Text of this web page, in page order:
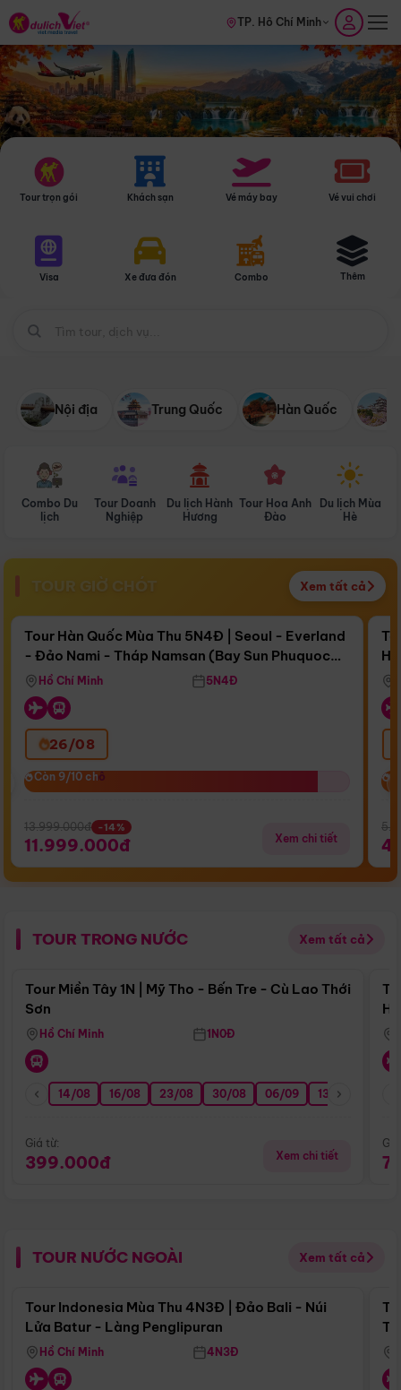
TP. Hồ Chí Minh
Tour trọn gói Khách sạn Vé máy bay Vé vui chơi
Visa Xe đưa đón Combo Thêm
Nội địa Trung Quốc Hàn Quốc
Combo Du
lịch
Tour Doanh
Nghiệp
Du lịch Hành
Hương
Tour Hoa Anh
Đào
Du lịch Mùa
Hè
TOUR GIỜ CHÓT Xem tất cả
Còn15 ngày 15:19:37
Bay Sun Phuquoc Airways
Điểm nổi bật
Tour Hàn Quốc Mùa Thu 5N4Đ | Seoul - Everland
- Đảo Nami - Tháp Namsan (Bay Sun Phuquoc
Airways)
Hồ Chí Minh 5N4Đ
26/08
Còn 9/10 chỗ
Còn 9/10 chỗ
13.999.000đ -14%
11.999.000đ Xem chi tiết
TOUR TRONG NƯỚC Xem tất cả
Điểm nổi bật
Tour Miền Tây 1N | Mỹ Tho - Bến Tre - Cù Lao Thới
Sơn
Hồ Chí Minh 1N0Đ
14/08 16/08 23/08 30/08 06/09 13/09
Giá từ:
399.000đ Xem chi tiết
TOUR NƯỚC NGOÀI Xem tất cả
Điểm nổi bật
Tour Indonesia Mùa Thu 4N3Đ | Đảo Bali - Núi
Lửa Batur - Làng Penglipuran
Hồ Chí Minh 4N3Đ